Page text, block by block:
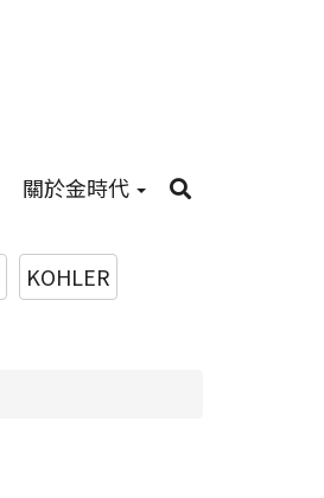
關於金時代
KOHLER